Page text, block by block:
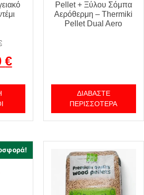
€
Pellet + Ξύλου Σόμπα
Αερόθερμη – Thermiki
Pellet Dual Aero
ΔΙΑΒΆΣΤΕ
ΠΕΡΙΣΣΌΤΕΡΑ